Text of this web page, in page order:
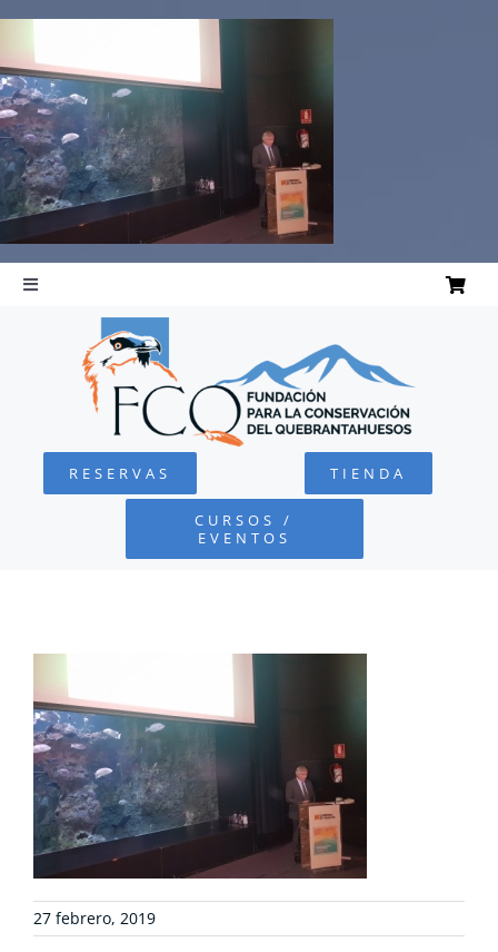
contenido
Toggle
Navigation
QUEBRANTAHUESOS
FUNDACIÓN
COLABORA
RECURSOS
NOTICIAS
CONTACTO
RESERVAS TIENDA
CURSOS /
EVENTOS
27 febrero, 2019